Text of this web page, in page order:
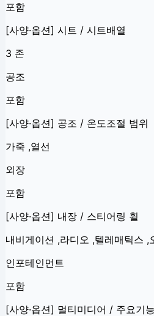
포함
[사양·옵션] 시트 / 시트배열
3 존
공조
포함
[사양·옵션] 공조 / 온도조절 범위
가죽 ,열선
외장
포함
[사양·옵션] 내장 / 스티어링 휠
내비게이션 ,라디오 ,텔레매틱스
인포테인먼트
포함
[사양·옵션] 멀티미디어 / 주요기능